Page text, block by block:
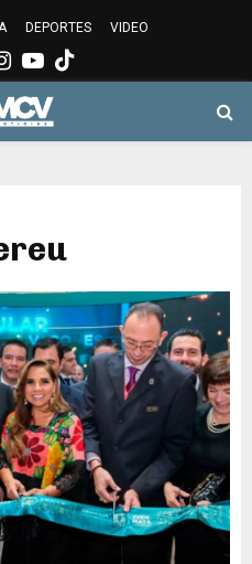
DEPORTES VIDEO
Instagram
Youtube